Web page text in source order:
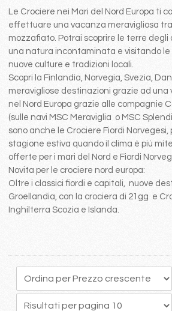
Le Crociere nei Mari del Nord Europa ti
effettuare una vacanza meravigliosa
mozzafiato. Potrai scoprire le terre degli
una natura incontaminata e visitando
nuove culture e tradizioni locali.
Scopri la Finlandia, Norvegia, Svezia,
meravigliose destinazioni grazie ad una
nel Nord Europa grazie alle compagnie
(sulle navi MSC Meraviglia o MSC
sono anche le Crociere Fiordi Norvegesi,
stagione estiva quando il clima è più
offerte per i mari del Nord e Fiordi
Novita per le crociere nord europa:
Oltre i classici fiordi e capitali, nuove
Groellandia, con la crociera di 21gg e
Inghilterra Scozia e Islanda.